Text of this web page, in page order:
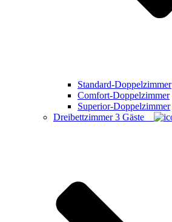
Standard-Doppelzimmer
Comfort-Doppelzimmer
Superior-Doppelzimmer
Dreibettzimmer3 Gäste